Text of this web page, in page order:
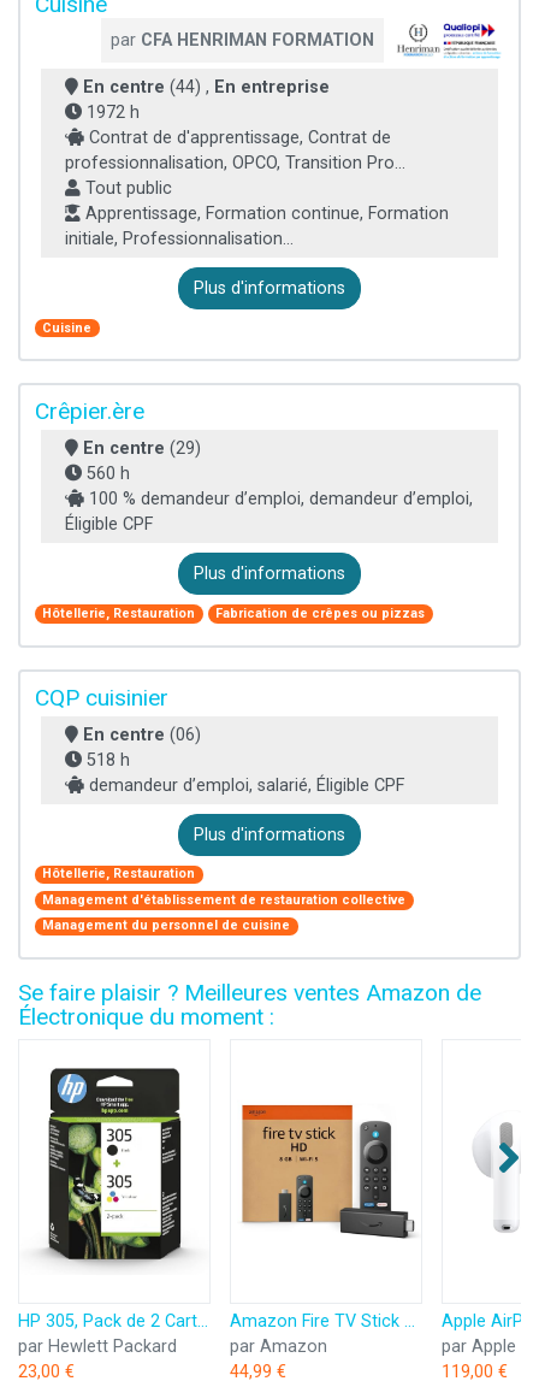
par CFA HENRIMAN FORMATION
En centre (44) , En entreprise
1972 h
Contrat de d'apprentissage, Contrat de
professionnalisation, OPCO, Transition Pro...
Tout public
Apprentissage, Formation continue, Formation
initiale, Professionnalisation...
Plus d'informations
Cuisine
Crêpier.ère
En centre (29)
560 h
100 % demandeur d’emploi, demandeur d’emploi,
Éligible CPF
Plus d'informations
Hôtellerie, Restauration Fabrication de crêpes ou pizzas
CQP cuisinier
En centre (06)
518 h
demandeur d’emploi, salarié, Éligible CPF
Plus d'informations
Hôtellerie, Restauration
Management d'établissement de restauration collective
Management du personnel de cuisine
Se faire plaisir ? Meilleures ventes Amazon de
Électronique du moment :
HP 305, Pack de 2 Cartouches d’Encre Originales, 6ZD17AE, Noir, Cyan, Jaune, Magenta
par Hewlett Packard
23,00 €
Amazon Fire TV Stick HD (Nouvelle génération) | TV gratuite et en direct, télécommande vocale Alexa, contrôle de la maison connectée, streaming HD
par Amazon
44,99 €
par Apple
119,00 €